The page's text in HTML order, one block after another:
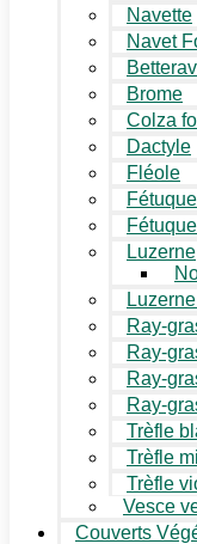
Navette
Navet
Brome
Colza
Dactyle
Fléole
Luzerne
Ray-
Ray-
Ray-
Ray-
Trèfle
Trèfle
Trèfle
Vesce
Couverts